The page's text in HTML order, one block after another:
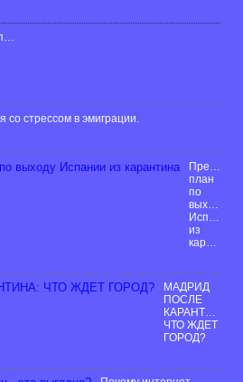
Аскорбинка таблетки по 25 мг со вкусом мяты, 10 шт.
со стрессом в эмиграции.
план
по
выходу
Испании
из
карантина
МАДРИД
ПОСЛЕ
КАРАНТИНА:
ЧТО ЖДЕТ
ГОРОД?